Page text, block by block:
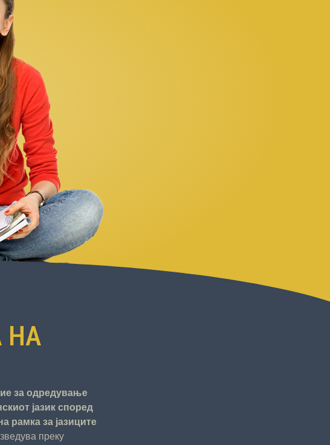
НА
за одредување
јазик според
рамка за јазиците
преку